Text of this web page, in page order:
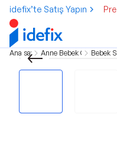
idefix’te Satış Yapın
Ana sayfa Anne Bebek ÇocukBebek